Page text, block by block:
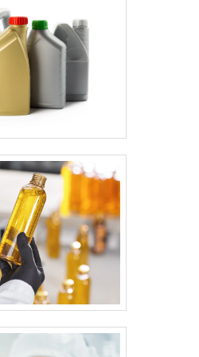
do sistema.
PARA COMPRAS E
técnica do manual do
de glycol, pontos de
e compatibilidade com
o veículo precisa de um
isso; estamos disponíveis
técnicas e indicar
precise de um laudo de
ajuda para evitar corrosão e
rótulos: concentrações de
anticorrosivos e
produto certificado com
risco de contaminação e